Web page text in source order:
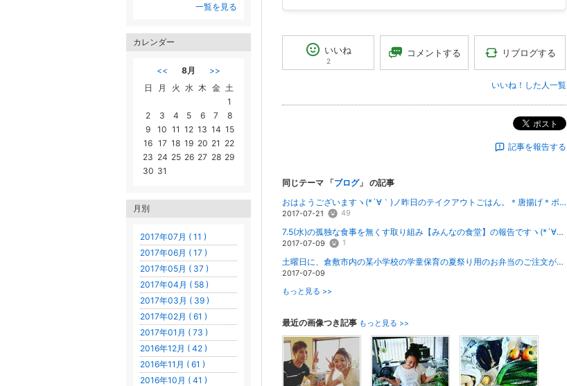
いいね
2
コメントする リブログする
いいね！した人一覧
ポスト
記事を報告する
同じテーマ 「ブログ」 の記事
おはようございますヽ(*´∀｀)ノ昨日のテイクアウトごはん。＊唐揚げ＊ポテトサラダ...
2017-07-21 49
7.5(水)の孤独な食事を無くす取り組み【みんなの食堂】の報告ですヽ(*´∀｀)ノ通常...
2017-07-09 1
土曜日に、倉敷市内の某小学校の学童保育の夏祭り用のお弁当のご注文がありましたヽ(*´∀｀)...
2017-07-09
もっと見る >>
最近の画像つき記事 もっと見る >>
一覧を見る
カレンダー
<< 8月
>>
日
月 火 水 木 金 土
1
2
3 4 5 6 7
8
9
10 11 12 13 14 15
16 17 18 19 20 21 22
23 24 25 26 27 28 29
30 31
月別
2017年07月 ( 11 )
2017年06月 ( 17 )
2017年05月 ( 37 )
2017年04月 ( 58 )
2017年03月 ( 39 )
2017年02月 ( 61 )
2017年01月 ( 73 )
2016年12月 ( 42 )
2016年11月 ( 61 )
2016年10月 ( 41 )